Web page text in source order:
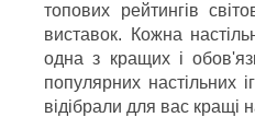
топових рейтингів
виставок. Кожна
одна з кращих і
популярних настільних
відібрали для вас кращі